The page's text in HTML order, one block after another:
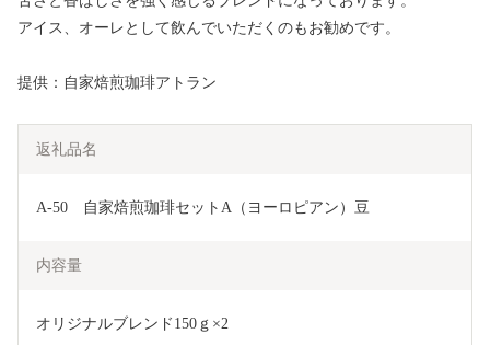
アイス、オーレとして飲んでいただくのもお勧めです。
提供：自家焙煎珈琲アトラン
返礼品名
A-50　自家焙煎珈琲セットA（ヨーロピアン）豆
内容量
オリジナルブレンド150ｇ×2